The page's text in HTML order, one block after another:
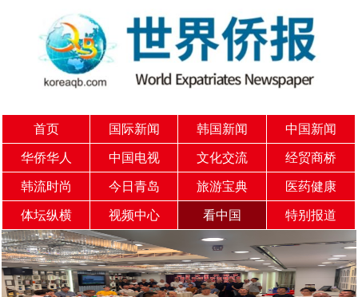
首页 国际新闻 韩国新闻 中国新闻
华侨华人 中国电视 文化交流 经贸商桥
韩流时尚 今日青岛 旅游宝典 医药健康
体坛纵横 视频中心 看中国 特别报道